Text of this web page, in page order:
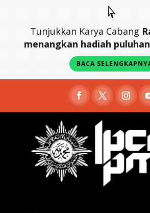

Tunjukkan Karya Cabang
menangkan hadiah
BACA